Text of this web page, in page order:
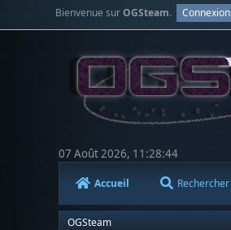
Bienvenue surOGSteam. Connexion
07 Août 2026, 11:28:44
Accueil Rechercher
OGSteam